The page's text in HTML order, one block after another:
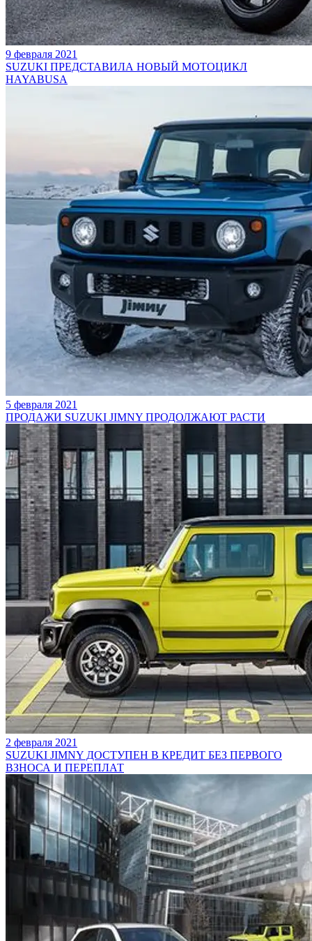
9 февраля 2021
SUZUKI ПРЕДСТАВИЛА НОВЫЙ МОТОЦИКЛ
HAYABUSA
5 февраля 2021
ПРОДАЖИ SUZUKI JIMNY ПРОДОЛЖАЮТ РАСТИ
2 февраля 2021
SUZUKI JIMNY ДОСТУПЕН В КРЕДИТ БЕЗ ПЕРВОГО
ВЗНОСА И ПЕРЕПЛАТ